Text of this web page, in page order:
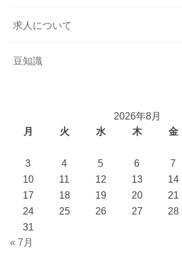
求人について
豆知識
2026年8月
月
火 水 木 金
3
4 5 6 7
10
11 12 13 14
17
18 19 20 21
24
25 26 27 28
31
« 7月